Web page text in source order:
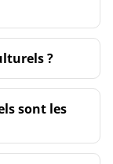
?
sont les